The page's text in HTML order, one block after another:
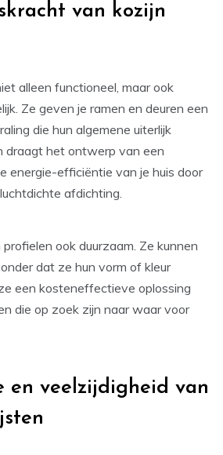
van kozijn
alleen functioneel, maar ook
Ze geven je ramen en deuren een
die hun algemene uiterlijk
draagt het ontwerp van een
energie-efficiëntie van je huis door
afdichting.
ook duurzaam. Ze kunnen
dat ze hun vorm of kleur
een kosteneffectieve oplossing
die op zoek zijn naar waar voor
en veelzijdigheid van